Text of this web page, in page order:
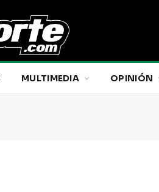
MULTIMEDIA OPINIÓN